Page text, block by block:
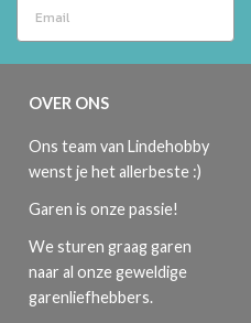
OVER ONS
Ons team van Lindehobby
wenst je het allerbeste :)
Garen is onze passie!
We sturen graag garen
naar al onze geweldige
garenliefhebbers.